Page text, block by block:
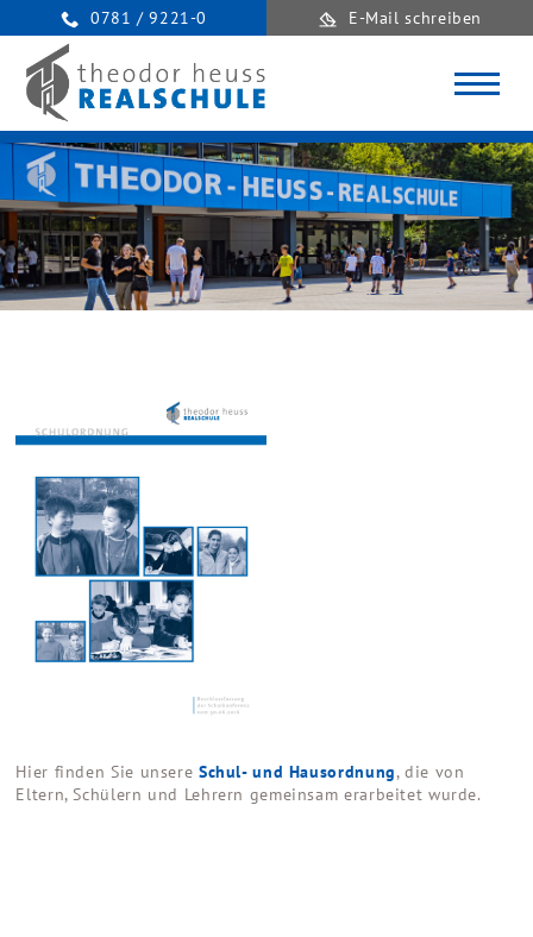
0781 / 9221-0 E-Mail schreiben
Hier finden Sie unsere Schul- und Hausordnung, die von
Eltern, Schülern und Lehrern gemeinsam erarbeitet wurde.